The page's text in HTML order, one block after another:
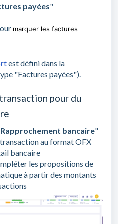
payées"
marquer les factures
est défini dans la
"Factures payées").
pour du
Rapprochement bancaire"
au format OFX
bancaire
les propositions de
à partir des montants